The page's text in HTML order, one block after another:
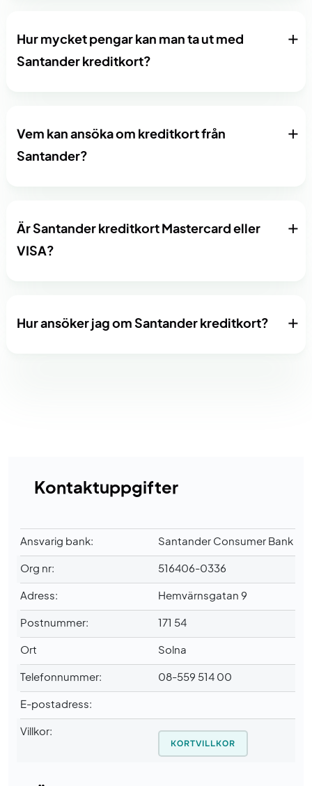
Hur mycket pengar kan man ta ut med
Santander kreditkort?
Vem kan ansöka om kreditkort från
Santander?
Är Santander kreditkort Mastercard eller
VISA?
Hur ansöker jag om Santander kreditkort?
Kontaktuppgifter
Ansvarig bank: Santander Consumer Bank
Org nr: 516406-0336
Adress: Hemvärnsgatan 9
Postnummer: 171 54
Ort Solna
Telefonnummer: 08-559 514 00
E-postadress:
Villkor:
KORTVILLKOR